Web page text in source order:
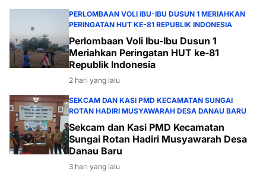
PERLOMBAAN VOLI IBU-IBU DUSUN 1 MERIAHKAN
PERINGATAN HUT KE-81 REPUBLIK INDONESIA
Perlombaan Voli Ibu-Ibu Dusun 1
Meriahkan Peringatan HUT ke-81
Republik Indonesia
2 hari yang lalu
SEKCAM DAN KASI PMD KECAMATAN SUNGAI
ROTAN HADIRI MUSYAWARAH DESA DANAU BARU
Sekcam dan Kasi PMD Kecamatan
Sungai Rotan Hadiri Musyawarah Desa
Danau Baru
3 hari yang lalu